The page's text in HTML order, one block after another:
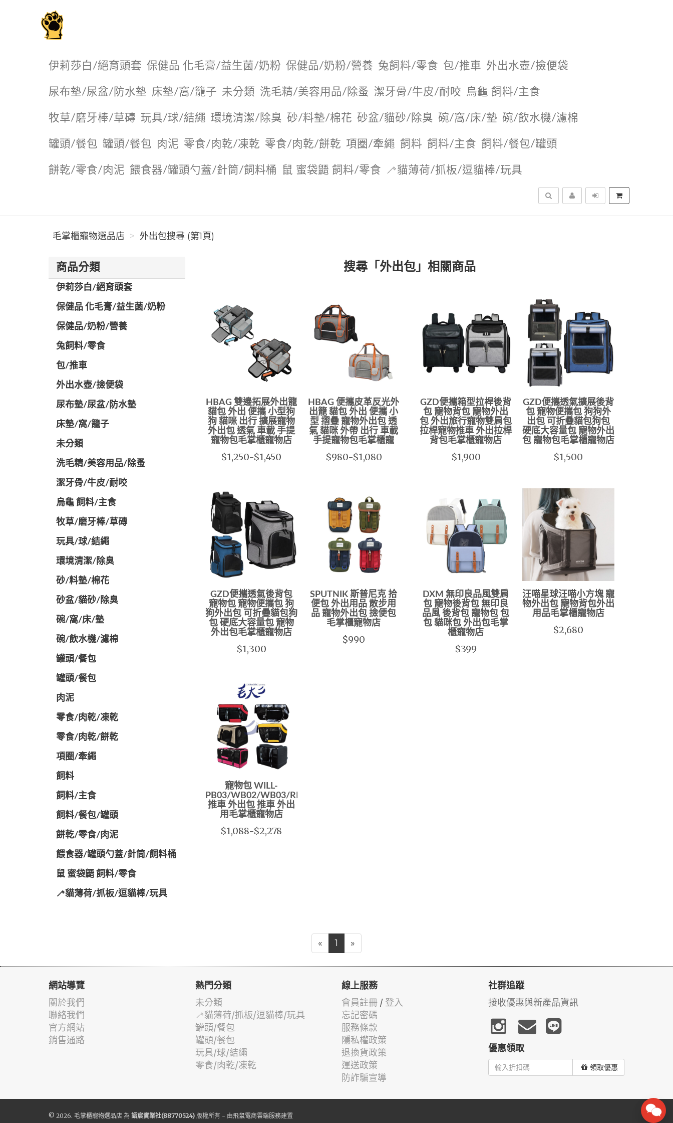
伊莉莎白/絕育頭套 保健品 化毛膏/益生菌/奶粉 保健品/奶粉/營養 兔飼料/零食 包/推車 外出水壺/撿便袋
尿布墊/尿盆/防水墊 ️床墊/窩/籠子 未分類 洗毛精/美容用品/除蚤 潔牙骨/牛皮/耐咬 烏龜 飼料/主食
牧草/磨牙棒/草磚 玩具/球/結繩 環境清潔/除臭 砂/料墊/棉花 砂盆/貓砂/除臭 碗/窩/床/墊 碗/飲水機/濾棉
罐頭/餐包 罐頭/餐包 肉泥 零食/肉乾/凍乾 零食/肉乾/餅乾 項圈/牽繩 飼料 飼料/主食 飼料/餐包/罐頭
餅乾/零食/肉泥 餵食器/罐頭勺蓋/針筒/飼料桶 鼠 蜜袋鼯 飼料/零食 🦯貓薄荷/抓板/逗貓棒/玩具
搜尋
毛掌櫃寵物選品店 外出包搜尋 (第1頁)
商品分類
伊莉莎白/絕育頭套
保健品 化毛膏/益生菌/奶粉
保健品/奶粉/營養
兔飼料/零食
包/推車
外出水壺/撿便袋
尿布墊/尿盆/防水墊
️床墊/窩/籠子
未分類
洗毛精/美容用品/除蚤
潔牙骨/牛皮/耐咬
烏龜 飼料/主食
牧草/磨牙棒/草磚
玩具/球/結繩
環境清潔/除臭
砂/料墊/棉花
砂盆/貓砂/除臭
碗/窩/床/墊
碗/飲水機/濾棉
罐頭/餐包
罐頭/餐包
肉泥
零食/肉乾/凍乾
零食/肉乾/餅乾
項圈/牽繩
飼料
飼料/主食
飼料/餐包/罐頭
餅乾/零食/肉泥
餵食器/罐頭勺蓋/針筒/飼料桶
鼠 蜜袋鼯 飼料/零食
🦯貓薄荷/抓板/逗貓棒/玩具
搜尋「外出包」相關商品
HBAG 雙邊拓展外出籠
貓包 外出 便攜 小型狗
狗 貓咪 出行 擴展寵物
外出包 透氣 車載 手提
寵物包毛掌櫃寵物店
$1,250-$1,450
HBAG 便攜皮革反光外
出籠 貓包 外出 便攜 小
型 摺疊 寵物外出包 透
氣 貓咪 外帶 出行 車載
手提寵物包毛掌櫃寵
$980-$1,080
GZD便攜箱型拉桿後背
包 寵物背包 寵物外出
包 外出旅行寵物雙肩包
拉桿寵物推車 外出拉桿
背包毛掌櫃寵物店
$1,900
GZD便攜透氣擴展後背
包 寵物便攜包 狗狗外
出包 可折疊貓包狗包
硬底大容量包 寵物外出
包 寵物包毛掌櫃寵物店
$1,500
GZD便攜透氣後背包
寵物包 寵物便攜包 狗
狗外出包 可折疊貓包狗
包 硬底大容量包 寵物
外出包毛掌櫃寵物店
$1,300
SPUTNIK 斯普尼克 拾
便包 外出用品 散步用
品 寵物外出包 撿便包
毛掌櫃寵物店
$990
DXM 無印良品風雙肩
包 寵物後背包 無印良
品風 後背包 寵物包 包
包 貓咪包 外出包毛掌
櫃寵物店
$399
汪喵星球汪喵小方塊 寵
物外出包 寵物背包外出
用品毛掌櫃寵物店
$2,680
寵物包 WILL-
PB03/WB02/WB03/RB02/RB04/RB05/
推車 外出包 推車 外出
用毛掌櫃寵物店
$1,088-$2,278
« 1 »
網站導覽
關於我們
聯絡我們
官方網站
銷售通路
熱門分類
未分類
🦯貓薄荷/抓板/逗貓棒/玩具
罐頭/餐包
罐頭/餐包
玩具/球/結繩
零食/肉乾/凍乾
線上服務
會員註冊 / 登入
忘記密碼
服務條款
隱私權政策
退換貨政策
運送政策
防詐騙宣導
社群追蹤
接收優惠與新產品資訊
優惠領取
領取優惠
© 2026. 毛掌櫃寵物選品店 為 語宸實業社(88770524) 版權所有 - 由飛鼠電商雲端服務建置